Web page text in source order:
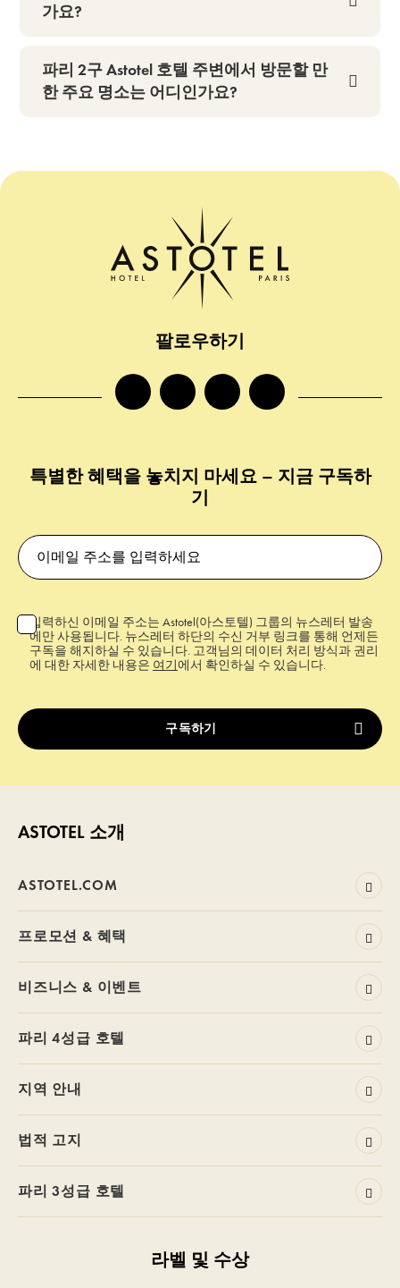
가요?
파리 2구 Astotel 호텔 주변에서 방문할 만
한 주요 명소는 어디인가요?
팔로우하기
facebookinstagramtwitter tiktok
특별한 혜택을 놓치지 마세요 – 지금 구독하
기
입력하신 이메일 주소는 Astotel(아스토텔) 그룹의 뉴스레터 발송
에만 사용됩니다. 뉴스레터 하단의 수신 거부 링크를 통해 언제든
구독을 해지하실 수 있습니다. 고객님의 데이터 처리 방식과 권리
에 대한 자세한 내용은 여기에서 확인하실 수 있습니다.
ASTOTEL 소개
ASTOTEL.COM
프로모션 & 혜택
비즈니스 & 이벤트
파리 4성급 호텔
지역 안내
법적 고지
파리 3성급 호텔
라벨 및 수상